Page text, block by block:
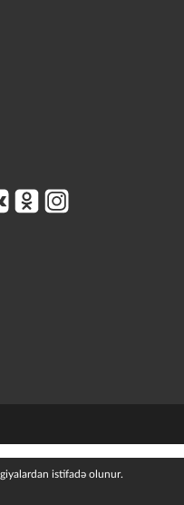
istifadə olunur.